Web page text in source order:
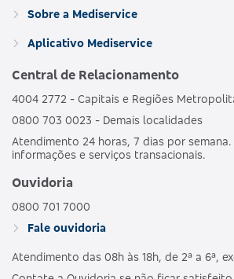
Sobre a Mediservice
Aplicativo Mediservice
Central de Relacionamento
4004 2772 - Capitais e Regiões
0800 703 0023 - Demais localidades
Atendimento 24 horas, 7 dias por
informações e serviços transacionais.
Ouvidoria
0800 701 7000
Fale ouvidoria
Atendimento das 08h às 18h, de 2ª a 6ª,